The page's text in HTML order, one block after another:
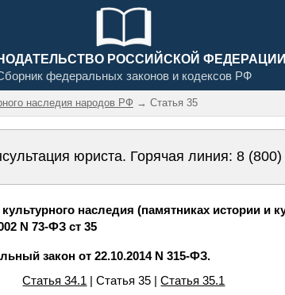
РОССИЙСКОЙ ФЕДЕРАЦИИ
федеральных законов и кодексов РФ
наследия народов РФ → Статья 35
юриста. Горячая линия: 8
наследия (памятниках истории и
N 73-ФЗ ст 35
закон от 22.10.2014 N 315-ФЗ.
Статья 34.1 | Статья 35 |Статья 35.1